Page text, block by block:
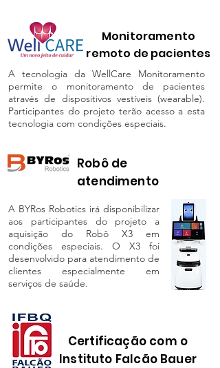
Monitoramento
remoto de pacientes
A tecnologia da WellCare Monitoramento
permite o monitoramento de pacientes
através de dispositivos vestíveis (wearable).
Participantes do projeto terão acesso a esta
tecnologia com condições especiais.
Robô de
atendimento
A BYRos Robotics irá disponibilizar
aos participantes do projeto a
aquisição do Robô X3 em
condições especiais. O X3 foi
desenvolvido para atendimento de
clientes especialmente em
serviços de saúde.
Certificação com o
Instituto Falcão Bauer